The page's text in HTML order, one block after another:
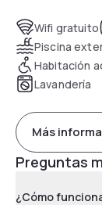
Wifi gratuito
Piscina
Habitación
Lavandería
Más
Preguntas
¿Cómo